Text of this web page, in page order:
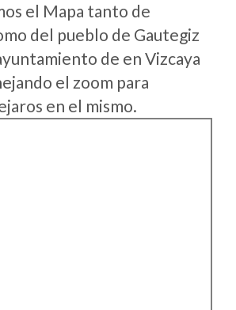
el Mapa tanto de
del pueblo de Gautegiz
de en Vizcaya
el zoom para
en el mismo.